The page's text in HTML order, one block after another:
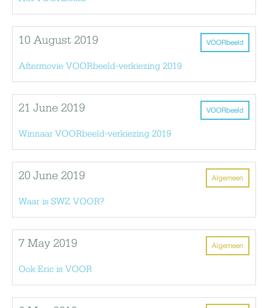
VOORbeeld
10 August 2019
Aftermovie VOORbeeld-verkiezing 2019
VOORbeeld
21 June 2019
Winnaar VOORbeeld-verkiezing 2019
Algemeen
20 June 2019
Waar is SWZ VOOR?
Algemeen
7 May 2019
Ook Eric is VOOR